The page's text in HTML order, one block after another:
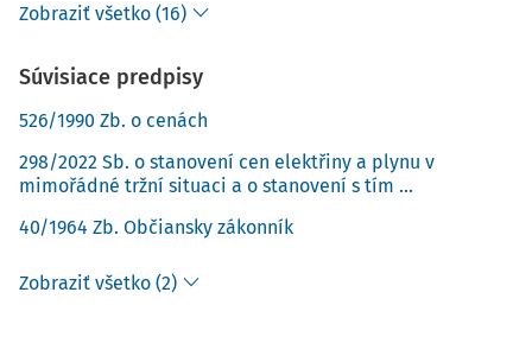
hodnotu našich tvrzení podtrhuje nezbytnost rozlišování
smlouvou založeného závazkového vztahu mezi stranami.
zachyceného k okamžiku dosažení konsenzu, zatímco
závazkový vztah k okamžiku účinnosti smlouvy vzniká s
určitým obsahem, ale po nějakou dobu trvá a jeho obsah
se pravděpodobně bude měnit až k zániku splněním nebo
genetického a funkcionálního synallagmatu, jak je popsal
Zobraziť všetko (16)
Súvisiace predpisy
526/1990 Zb. o cenách
298/2022 Sb. o stanovení cen elektřiny a plynu v
mimořádné tržní situaci a o stanovení s tím ...
40/1964 Zb. Občiansky zákonník
Zobraziť všetko (2)